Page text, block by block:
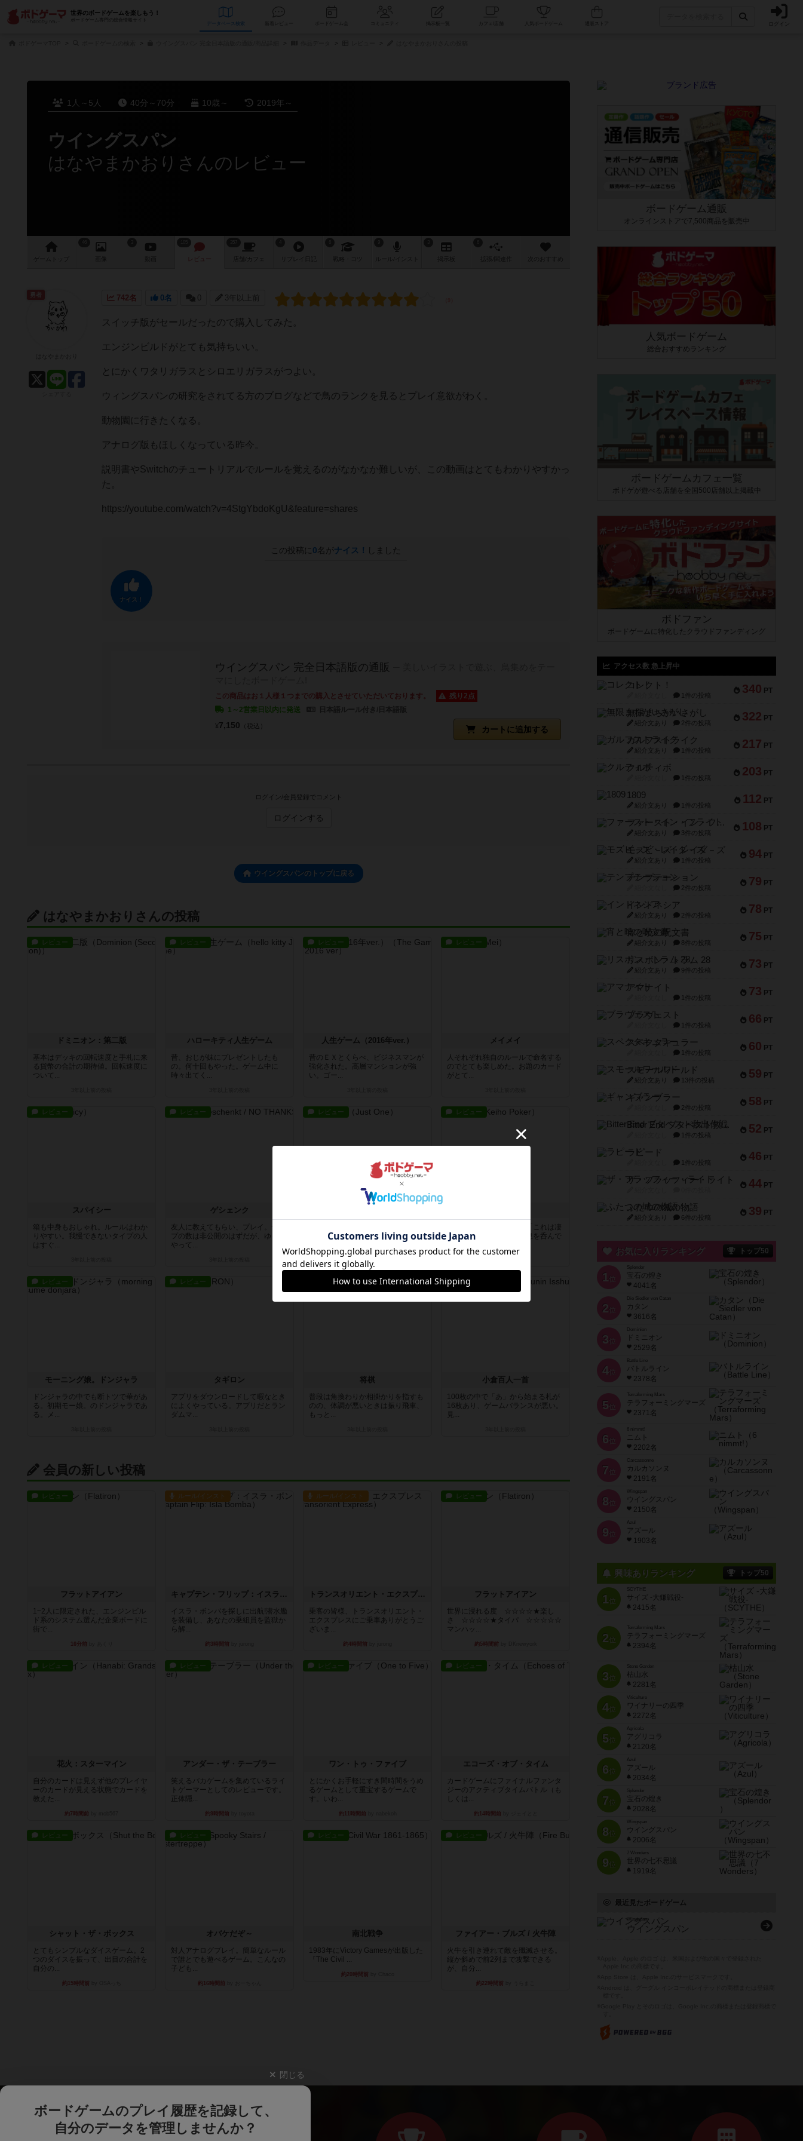
世界のボードゲームを楽しもう！
ボードゲーム専門の総合情報サイト
データベース コミュニティ 人気ボードゲーム ログイン
1人～5人 40分～70分 10歳～ 2019年～
ウイングスパン
はなやまかおりさんのレビュー
ゲーム 画像 レビュー 店舗/ カフェ 戦略 作 次のおすすめ
742名 0名 0 3年以上前
スイッチ版がセールだったので購入してみた。
エンジンビルドがとても気持ちいい。
とにかくワタリガラスとシロエリガラスがつよい。
ウィングスパンの研究をされてる方のブログなどで鳥のランクを見るとプレイ意欲がわく。
動物園に行きたくなる。
アナログ版もほしくなっている昨今。
説明書やSwitchのチュートリアルでルールを覚えるのがなかなか難しいが、この動画はとてもわかりやすかっ
た。
https://youtube.com/watch?v=4StgYbdoKgU&feature=shares
この投稿に 0名がナイス！ しました
ナイス！
ウイングスパン 完全日本語版の通販
この商品はお１人様１つまでの購入とさせていただいております。
残り2点
1～2営業日以内に発送
カートに追加する
¥7,150 （税込）
勇者
ログイン/会員登録でコメント
ログインする
ウイングスパンのトップに戻る
はなやまかおりさんの投稿
レビュー
ドミニオン：第二版
基本はデッキの回転速度と手札に来
る貨幣の合計の期待値。回転速度に
ついて...
レビュー
ハローキティ人生ゲーム
昔、おじが妹にプレゼントしたも
の。何十回もやった。ゲーム中に
時々出てく...
レビュー
人生ゲーム（2016年ver.）
昔のＥＸとくらべ、ビジネスマンが
強化された。高層マンションが強
い。ゴー...
レビュー
メイメイ
人それぞれ独自のルールで命名する
のでとても楽しめた。お題のカード
がとて...
レビュー
スパイシー
箱も中身もおしゃれ。ルールはわか
りやすい。我慢できないタイプの人
はすぐ...
レビュー
ゲシェンク
友人に教えてもらい、プレイ。チッ
プの数は非公開のはずだが、ゆるく
やって...
レビュー
た。予想外の方向に進むことも多
3年以上前
レビュー
弁護士の友人とプレイ。「これは凄
い。よくできてる。」と息を呑んで
レビュー
モーニング娘。ドンジャラ
ドンジャラの中でも断トツで華があ
る。初期モー娘。のドンジャラであ
る。メ...
レビュー
タギロン
アプリをダウンロードして暇なとき
によくやっている。アプリだとラン
ダムマ...
レビュー
将棋
普段は角換わりか相掛かりを指すも
のの、体調が悪いときは振り飛車、
もっと...
レビュー
小倉百人一首
100枚の中で「あ」から始まる札が
16枚あり、ゲームバランスが悪い。
見...
会員の新しい投稿
レビュー
フラットアイアン
1~2人に限定された、エンジンビル
ド系のシステム選んだ企業ボードに
街で...
16分前
ルール/インスト
キャプテン・フリップ：イスラ・ボンバ
イスラ・ボンバを探しに出航!潜水艦
を装備し、あなたの乗組員を監獄か
ら解...
約3時間前
ルール/インスト
トランスオリエント・エクスプレス
乗客の皆様、トランスオリエント・
エクスプレスにご乗車ありがとうご
ざいま...
約4時間前
レビュー
フラットアイアン
世界に浸れる度 ☆☆☆☆★楽し
さ ☆☆☆☆★タイパ ☆☆☆☆☆
マンハッ...
約5時間前
レビュー
花火：スターマイン
自分のカードは見えず他のプレイヤ
ーのカードが見える状態でカードを
教えた...
約7時間前
レビュー
アンダー・ザ・テーブラー
笑えるバカゲームを集めているライ
トゲーマーとしてのレビューです。
正体隠...
約9時間前
レビュー
ワン・トゥ・ファイブ
とにかくお手軽にすき間時間をうめ
るゲームとして重宝するゲームで
す。いわ...
約11時間前
レビュー
エコーズ・オブ・タイム
カードゲームにファイナルファンタ
ジーのアクティブタイムバトル（も
しくは...
約14時間前
レビュー
シャット・ザ・ボックス
とてもシンプルなダイスゲーム。2
つのダイスを振って、出目の合計を
自分の...
約15時間前
レビュー
オバケだぞ～
対人アナログプレイ。簡単なルール
で誰とでも遊べるゲーム。こんなの
子ども...
約16時間前
レビュー
南北戦争
1983年にVictory Gamesが出版した
『The Civil ...
約20時間前
レビュー
ファイアー・ブルズ / 火牛陣
火牛を引き連れて敵を殲滅させる。
縦か斜めで前2列まで攻撃できる
が、自分...
約22時間前
ボードゲーム通販
オンラインストアで7,500商品を販売中
人気ボードゲーム
総合おすすめランキング
ボードゲームカフェ一覧
ボドゲが遊べる店舗を全国500店舗以上掲載中
ボドファン
ボードゲームに特化したクラウドファンディング
アクセス数 急上昇中
340 PT
コレクト！
1件の投稿
322 PT
無限まちがいさがし
紹介文あり 2件の投稿
217 PT
ガルフストライク
紹介文あり 1件の投稿
203 PT
クルティボ
1件の投稿
112 PT
1809
紹介文あり 1件の投稿
108 PT
ファースト・イン・フライト
紹介文あり 3件の投稿
94 PT
モズビ－ズ・レイダ－ズ
紹介文あり 1件の投稿
79 PT
テンプテーション
2件の投稿
78 PT
インドネシア
紹介文あり 2件の投稿
75 PT
宵と暁の呪文書
紹介文あり 8件の投稿
73 PT
リスボン・トラム 28
紹介文あり 9件の投稿
73 PT
アマナイト
1件の投稿
66 PT
ブラヴェスト
1件の投稿
60 PT
スペクタキュラー
1件の投稿
59 PT
スモールワールド
紹介文あり 13件の投稿
58 PT
ギャンブラー
2件の投稿
52 PT
Bitter End ブタペスト救出作戦
1件の投稿
46 PT
ラピード
1件の投稿
44 PT
ザ・フラッフィー・ライト
39 PT
ふたつの城の物語
紹介文あり 6件の投稿
お気に入りランキング トップ50
1 位
宝石の煌き
4041名
2 位
Die Siedler von Catan
カタン
3616名
3 位
ドミニオン
2529名
4位
Battle Line
バトルライン
2378名
5 位
Terraforming Mars
テラフォーミングマーズ
2371名
6 位
ニムト
2202名
7 位
Carcassonne
カルカソンヌ
2191名
8 位
Wingspan
ウイングスパン
2150名
9 位
Azul
アズール
1903名
興味ありランキング トップ50
1位
SCYTHE
サイズ -大鎌戦役-
2415名
2位
Terraforming Mars
テラフォーミングマーズ
2394名
3位
Stone Garden
枯山水
2281名
4位
Viticulture
ワイナリーの四季
2272名
5位
Agricola
アグリコラ
2120名
6位
Azul
アズール
2034名
7位
宝石の煌き
2028名
8位
Wingspan
ウイングスパン
2006名
9位
7 Wonders
世界の七不思議
1919名
最近見たボードゲーム
Wingspan
ウイングスパン
閉じる
ボードゲームのプレイ履歴を記録して、
自分のデータを管理しませんか？